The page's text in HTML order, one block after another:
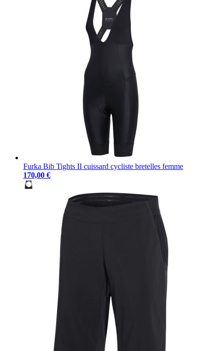
Furka Bib Tights II cuissard cycliste bretelles femme
170,00 €